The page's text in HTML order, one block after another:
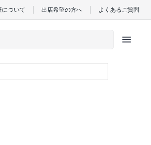
について 出店希望の方へ よくあるご質問
menu